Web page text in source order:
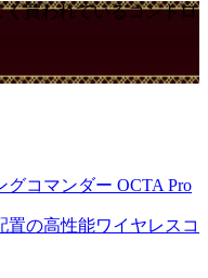
く買われているコントロ
コマンダー OCTA Pro
の高性能ワイヤレスコ